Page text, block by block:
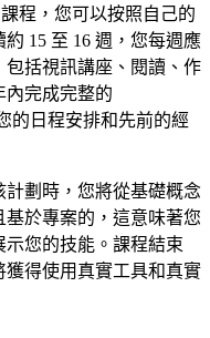
程，您可以按照自己的
15 至 16 週，您每週應
包括視訊講座、閱讀、作
內完成完整的
的日程安排和先前的經
劃時，您將從基礎概念
於專案的，這意味著您
您的技能。課程結束
獲得使用真實工具和真實